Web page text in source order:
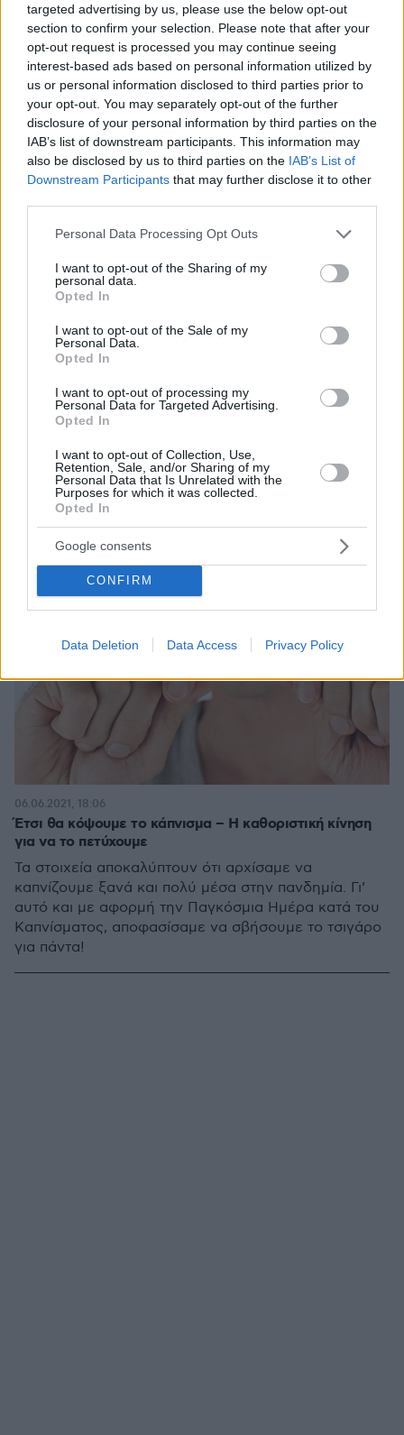
targeted advertising by us, please use the below opt-out
section to confirm your selection. Please note that after your
opt-out request is processed you may continue seeing
interest-based ads based on personal information utilized by
us or personal information disclosed to third parties prior to
your opt-out. You may separately opt-out of the further
disclosure of your personal information by third parties on the
IAB’s list of downstream participants. This information may
also be disclosed by us to third parties on the IAB’s List of
Downstream Participants that may further disclose it to other
Please note that this website/app uses one or more Google
not limited to your visit or usage behaviour. You may click to
grant or deny consent to Google and its third-party tags to
use your data for below specified purposes in below Google
consent section.
Personal Data Processing Opt Outs
I want to opt-out of the Sharing of my
personal data.
Opted In
I want to opt-out of the Sale of my
Personal Data.
Opted In
I want to opt-out of processing my
Personal Data for Targeted Advertising.
Opted In
I want to opt-out of Collection, Use,
Retention, Sale, and/or Sharing of my
Personal Data that Is Unrelated with the
Purposes for which it was collected.
Opted In
Google consents
CONFIRM
Data Deletion Data Access Privacy Policy
Παιδικός Καρκίνος – Ελλάδα: Ο ένοχος παράγοντας που
Περιστατικά αιματολογικών καρκίνων σε παιδιά
καταγράφονται ως συνέπεια του παθητικού
καπνίσματος. Ακόμη πιο συνηθισμένες αρνητικές
συνέπειες της έκθεσης στον καπνό είναι οι κρίσεις
άσθματος και οι λοιμώξεις του αναπνευστικού.
το παθητικό κάπνισμα σε όλο τον κόσμο
Έτσι θα κόψουμε το κάπνισμα – Η καθοριστική κίνηση
για να το πετύχουμε
Τα στοιχεία αποκαλύπτουν ότι αρχίσαμε να
καπνίζουμε ξανά και πολύ μέσα στην πανδημία. Γι’
αυτό και με αφορμή την Παγκόσμια Ημέρα κατά του
Καπνίσματος, αποφασίσαμε να σβήσουμε το τσιγάρο
για πάντα!
06.06.2021, 18:06